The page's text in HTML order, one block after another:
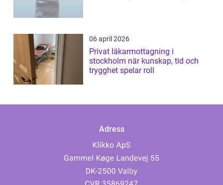
06 april 2026
Privat läkarmottagning i
stockholm när kunskap, tid och
trygghet spelar roll
Adress